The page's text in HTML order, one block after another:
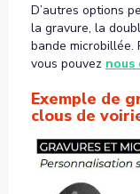
D’autres options
la gravure, la
bande microbillée.
vous pouvez nous
Exemple de
clous de